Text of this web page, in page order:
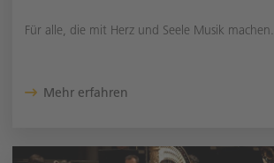
Für alle, die mit Herz und Seele Musik machen.
Mehr erfahren